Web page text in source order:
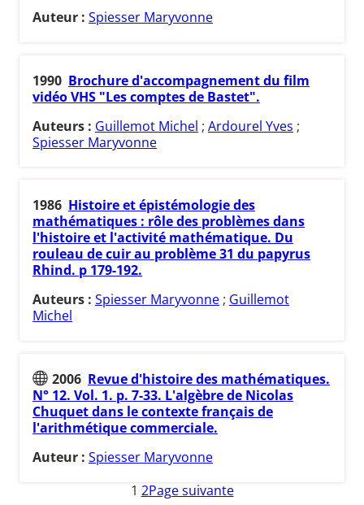
Auteur : Spiesser Maryvonne
1990 Brochure d'accompagnement du film
vidéo VHS "Les comptes de Bastet".
Auteurs : Guillemot Michel ; Ardourel Yves ;
Spiesser Maryvonne
1986 Histoire et épistémologie des
mathématiques : rôle des problèmes dans
l'histoire et l'activité mathématique. Du
rouleau de cuir au problème 31 du papyrus
Rhind. p 179-192.
Auteurs : Spiesser Maryvonne ; Guillemot
Michel
2006 Revue d'histoire des mathématiques.
N° 12. Vol. 1. p. 7-33. L'algèbre de Nicolas
Chuquet dans le contexte français de
l'arithmétique commerciale.
Auteur : Spiesser Maryvonne
1 2Page suivante